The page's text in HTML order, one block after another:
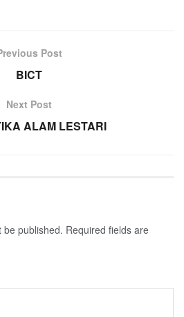
Post
BICT
Next Post
ALAM LESTARI
be published. Required fields are